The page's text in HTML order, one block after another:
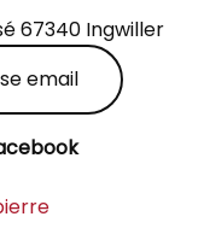
67340 Ingwiller
email